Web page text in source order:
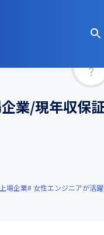
業/現年収保
上場企業 女性エンジニアが活